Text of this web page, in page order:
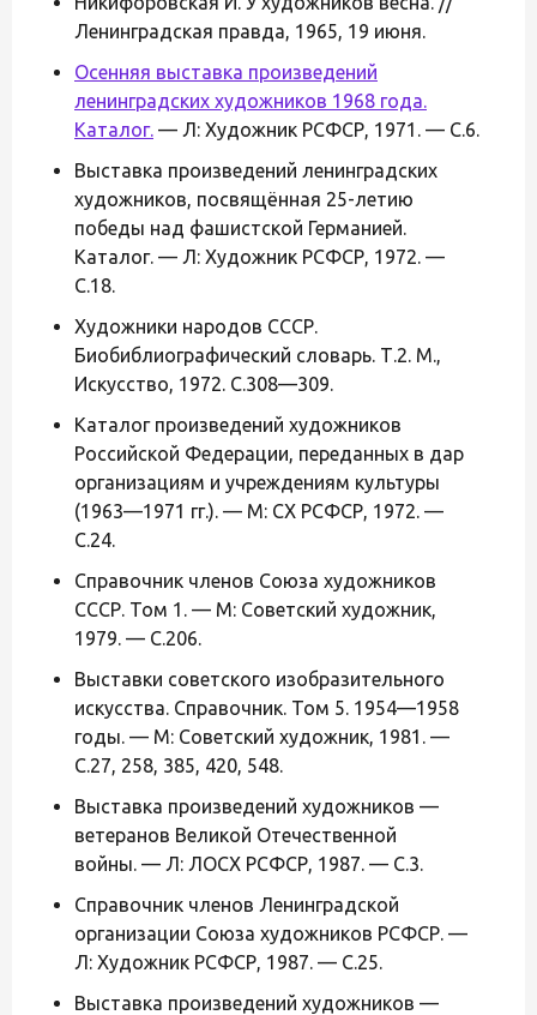
Ленинградская правда, 1965, 19 июня.
Осенняя выставка произведений
ленинградских художников 1968 года.
Каталог. — Л: Художник РСФСР, 1971. — С.6.
Выставка произведений ленинградских
художников, посвящённая 25-летию
победы над фашистской Германией.
Каталог. — Л: Художник РСФСР, 1972. —
С.18.
Художники народов СССР.
Биобиблиографический словарь. Т.2. М.,
Искусство, 1972. С.308—309.
Каталог произведений художников
Российской Федерации, переданных в дар
организациям и учреждениям культуры
(1963—1971 гг.). — М: СХ РСФСР, 1972. —
С.24.
Справочник членов Союза художников
СССР. Том 1. — М: Советский художник,
1979. — С.206.
Выставки советского изобразительного
искусства. Справочник. Том 5. 1954—1958
годы. — М: Советский художник, 1981. —
С.27, 258, 385, 420, 548.
Выставка произведений художников —
ветеранов Великой Отечественной
войны. — Л: ЛОСХ РСФСР, 1987. — С.3.
Справочник членов Ленинградской
организации Союза художников РСФСР. —
Л: Художник РСФСР, 1987. — С.25.
Выставка произведений художников —